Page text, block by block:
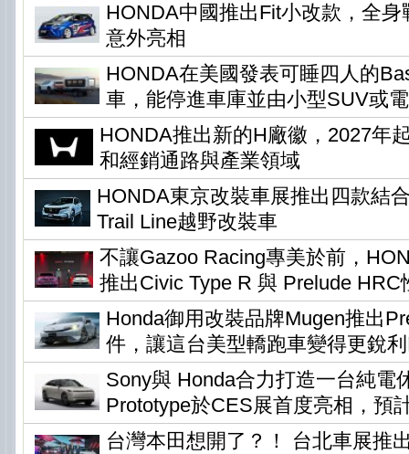
HONDA中國推出Fit小改款，全
意外亮相
HONDA在美國發表可睡四人的
車，能停進車庫並由小型SUV或
HONDA推出新的H廠徽，2027年
和經銷通路與產業領域
HONDA東京改裝車展推出四款結
Trail Line越野改裝車
不讓Gazoo Racing專美於前，
推出Civic Type R 與 Prelude HRC
Honda御用改裝品牌Mugen推出
件，讓這台美型轎跑車變得更銳
Sony與 Honda合力打造一台純電
Prototype於CES展首度亮相，預
台灣本田想開了？！ 台北車展推